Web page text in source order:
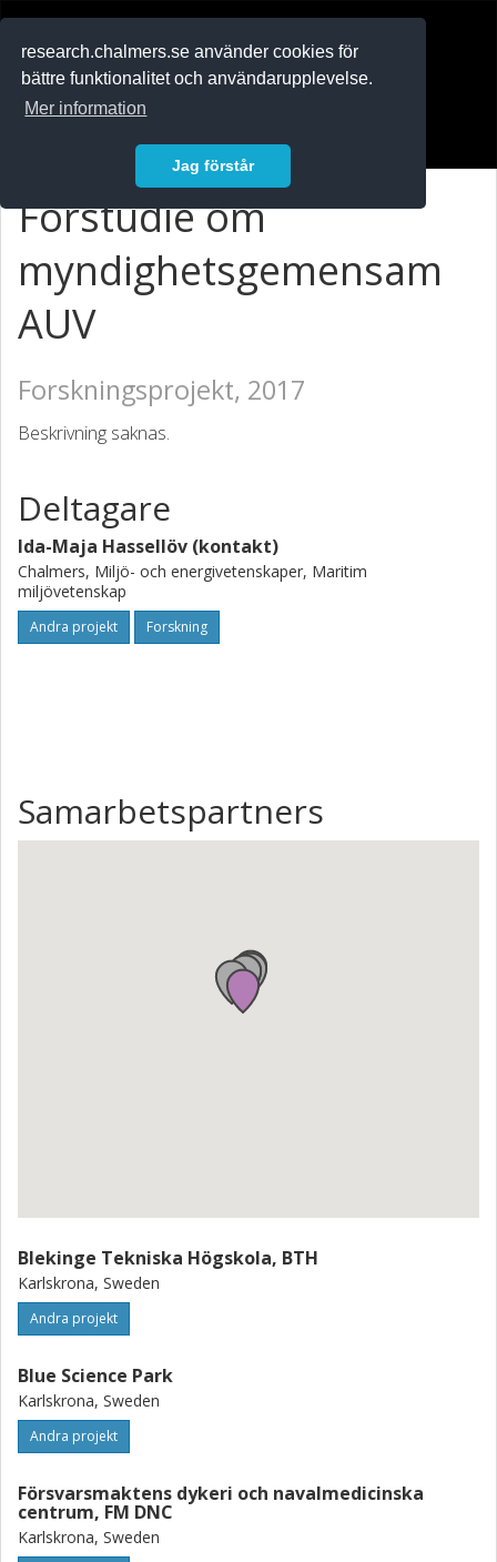
research.chalmers.se använder cookies för
bättre funktionalitet och användarupplevelse.
Mer information
Jag förstår
Förstudie om
myndighetsgemensam
AUV
Forskningsprojekt, 2017
Beskrivning saknas.
Deltagare
Ida-Maja Hassellöv (kontakt)
Chalmers, Miljö- och energivetenskaper, Maritim
miljövetenskap
Andra projekt Forskning
Samarbetspartners
Blekinge Tekniska Högskola, BTH
Karlskrona, Sweden
Andra projekt
Blue Science Park
Karlskrona, Sweden
Andra projekt
Försvarsmaktens dykeri och navalmedicinska
centrum, FM DNC
Karlskrona, Sweden